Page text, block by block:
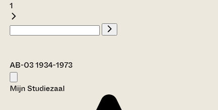
1
AB-03 1934-1973
Mijn Studiezaal